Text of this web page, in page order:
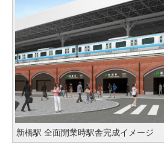
新橋駅 全面開業時駅舎完成イメージ